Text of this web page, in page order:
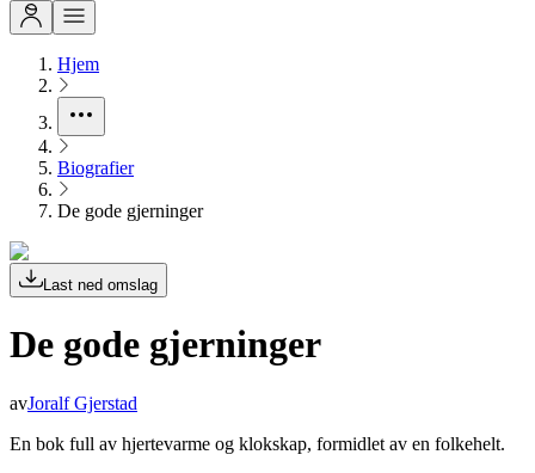
Hjem
Biografier
De gode gjerninger
Last ned omslag
De gode gjerninger
avJoralf Gjerstad
En bok full av hjertevarme og klokskap, formidlet av en folkehelt.